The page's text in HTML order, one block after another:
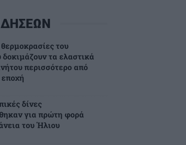
του
τα ελαστικά
περισσότερο από
δίνες
για πρώτη φορά
του Ήλιου